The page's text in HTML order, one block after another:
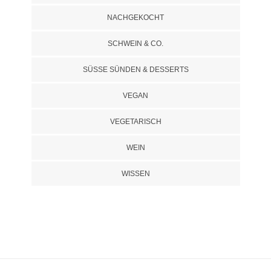
NACHGEKOCHT
SCHWEIN & CO.
SÜSSE SÜNDEN & DESSERTS
VEGAN
VEGETARISCH
WEIN
WISSEN